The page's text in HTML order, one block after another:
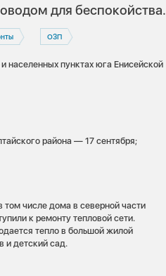
для беспокойства.
ОЗП
населенных пунктах юга Енисейской
района — 17 сентября;
числе дома в северной части
к ремонту тепловой сети.
тепло в большой жилой
и детский сад.